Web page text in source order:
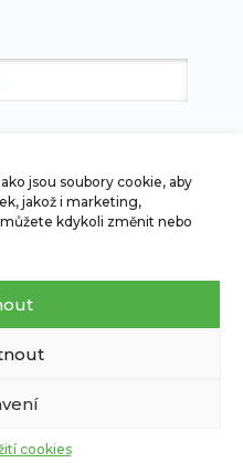
jsou soubory cookie, aby
jakož i marketing,
kdykoli změnit nebo
cookies
O NÁS
stránek Brno